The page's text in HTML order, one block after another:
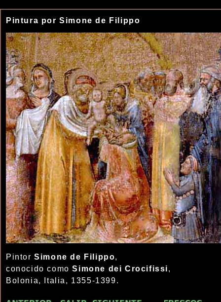
Pintura por Simone de Filippo
PintorSimone de Filippo,
conocido comoSimone dei Crocifissi,
Bolonia, Italia, 1355-1399.